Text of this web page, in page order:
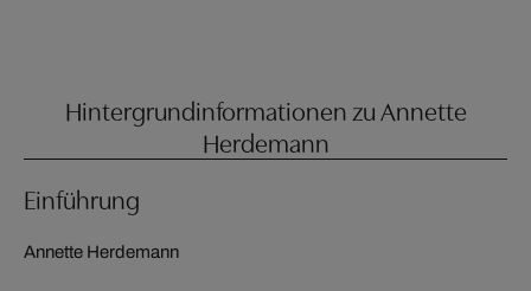
Hintergrundinformationen zu Annette
Herdemann
Einführung
Annette Herdemann